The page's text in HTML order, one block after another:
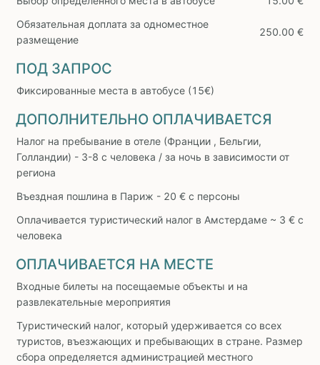
Обязательная доплата за одноместное
размещение
250.00 €
ПОД ЗАПРОС
Фиксированные места в автобусе (15€)
ДОПОЛНИТЕЛЬНО ОПЛАЧИВАЕТСЯ
Налог на пребывание в отеле (Франции , Бельгии,
Голландии) - 3-8 с человека / за ночь в зависимости от
региона
Въездная пошлина в Париж - 20 € с персоны
Оплачивается туристический налог в Амстердаме ~ 3 € с
человека
ОПЛАЧИВАЕТСЯ НА МЕСТЕ
Входные билеты на посещаемые объекты и на
развлекательные мероприятия
Туристический налог, который удерживается со всех
туристов, въезжающих и пребывающих в стране. Размер
сбора определяется администрацией местного